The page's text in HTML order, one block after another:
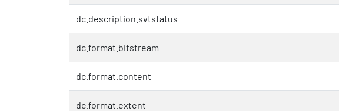
dc.description.svtstatus
dc.format.bitstream
dc.format.content
dc.format.extent